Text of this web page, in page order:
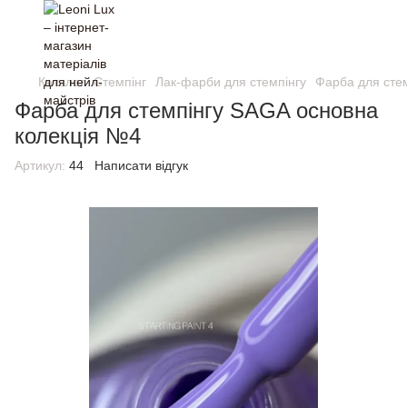
Каталог Стемпінг Лак-фарби для стемпінгу Фарба для
Фарба для стемпінгу SAGA основна
колекція №4
Артикул: 44 Написати відгук